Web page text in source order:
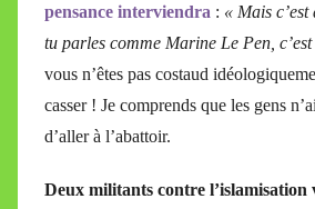
pensance interviendra : « Mais
tu parles comme Marine Le Pen,
vous n’êtes pas costaud
casser ! Je comprends que les gens
d’aller à l’abattoir.
Deux militants contre l’islamisation